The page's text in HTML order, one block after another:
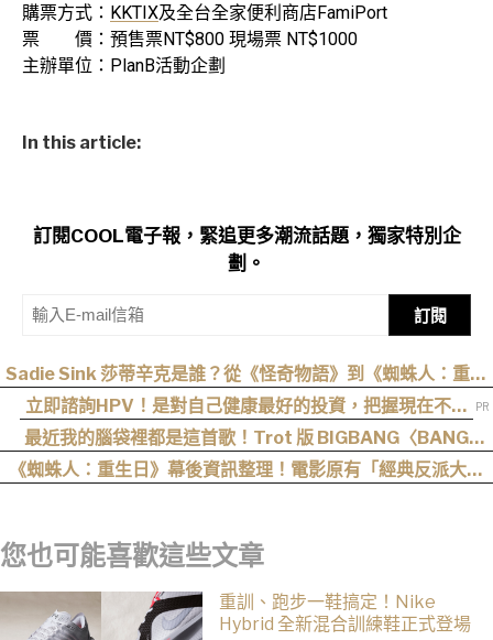
購票方式： KKTIX及全台全家便利商店FamiPort
票 價：預售票NT$800 現場票 NT$1000
主辦單位：PlanB活動企劃
In this article:
訂閱COOL電子報，緊追更多潮流話題，獨家特別企
劃。
訂閱
Sadie Sink 莎蒂辛克是誰？從《怪奇物語》到《蜘蛛人：重生
日》，10 年長成好萊塢新生代女星
立即諮詢HPV！是對自己健康最好的投資，把握現在不嫌
晚！
最近我的腦袋裡都是這首歌！Trot 版 BIGBANG〈BANG
BANG BANG〉一天不聽難受，聽了難受一整天
《蜘蛛人：重生日》幕後資訊整理！電影原有「經典反派大混
您也可能喜歡這些文章
重訓、跑步一鞋搞定！Nike
Hybrid 全新混合訓練鞋正式登場